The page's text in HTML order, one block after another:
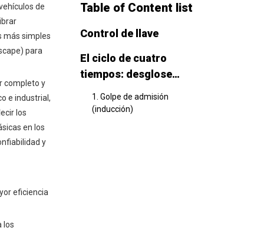
de
más simples
para
completo y
e industrial,
los
en los
y
eficiencia
los
Table of Content list
Control de llave
El ciclo de cuatro
tiempos: desglose
1. Golpe de admisión
(inducción)